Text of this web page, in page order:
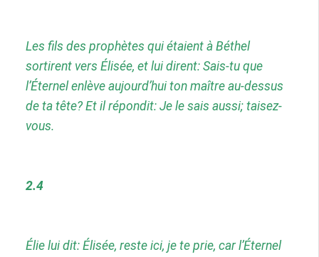
Les fils des prophètes qui étaient à Béthel
sortirent vers Élisée, et lui dirent: Sais-tu que
l’Éternel enlève aujourd’hui ton maître au-dessus
de ta tête? Et il répondit: Je le sais aussi; taisez-
vous.
2.4
Élie lui dit: Élisée, reste ici, je te prie, car l’Éternel